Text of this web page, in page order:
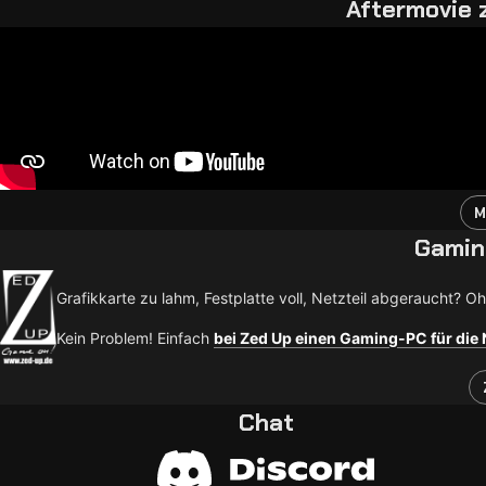
Aftermovie
Grafikkarte zu lahm, Festplatte voll, Netzteil abgeraucht?
Kein Problem! Einfach bei Zed Up einen Gaming-PC für
Chat